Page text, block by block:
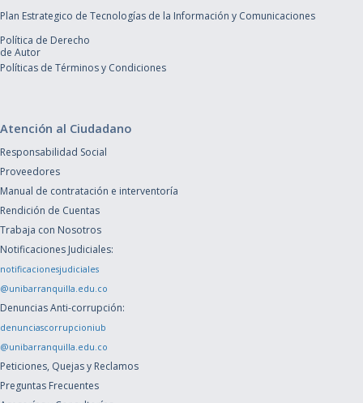
Plan Estrategico de Tecnologías de la Información y Comunicaciones
Política de Derecho
de Autor
Políticas de Términos y Condiciones
Atención al Ciudadano
Responsabilidad Social
Proveedores
Manual de contratación e interventoría
Rendición de Cuentas
Trabaja con Nosotros
Notificaciones Judiciales:
notificacionesjudiciales
@unibarranquilla.edu.co
Denuncias Anti-corrupción:
denunciascorrupcioniub
@unibarranquilla.edu.co
Peticiones, Quejas y Reclamos
Preguntas Frecuentes